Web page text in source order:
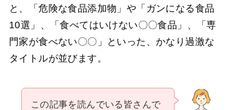
と、「危険な食品添加物」や「ガンになる食品
10選」、「食べてはいけない〇〇食品」、「専
門家が食べない〇〇」といった、かなり過激な
タイトルが並びます。
この記事を読んでいる皆さんで